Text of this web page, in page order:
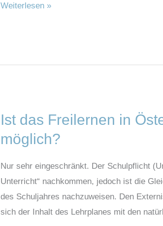
mit
Weiterlesen »
Ist das Freilernen in
möglich?
Nur sehr eingeschränkt. Der Schulpflicht
Unterricht“ nachkommen, jedoch ist die
des Schuljahres nachzuweisen. Den
sich der Inhalt des Lehrplanes mit den
Ist
Freilernen
in
Österreich
mit
der